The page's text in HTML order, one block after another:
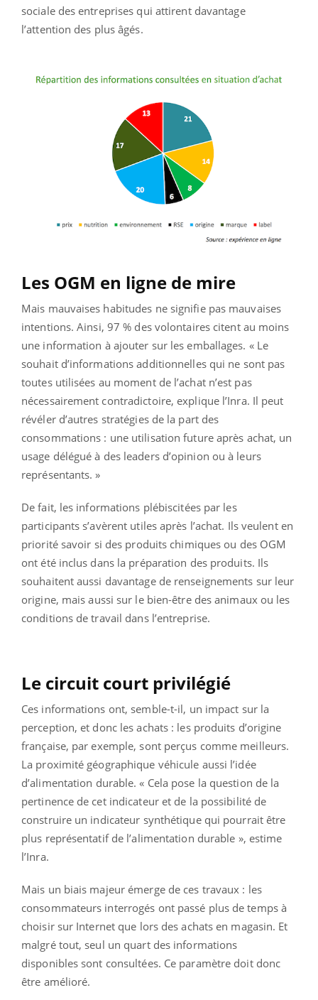
sociale des entreprises qui attirent davantage
l’attention des plus âgés.
Les OGM en ligne de mire
Mais mauvaises habitudes ne signifie pas mauvaises
intentions. Ainsi, 97 % des volontaires citent au moins
une information à ajouter sur les emballages. « Le
souhait d’informations additionnelles qui ne sont pas
toutes utilisées au moment de l’achat n’est pas
nécessairement contradictoire, explique l’Inra. Il peut
révéler d’autres stratégies de la part des
consommations : une utilisation future après achat, un
usage délégué à des leaders d’opinion ou à leurs
représentants. »
De fait, les informations plébiscitées par les
participants s’avèrent utiles après l’achat. Ils veulent en
priorité savoir si des produits chimiques ou des OGM
ont été inclus dans la préparation des produits. Ils
souhaitent aussi davantage de renseignements sur leur
origine, mais aussi sur le bien-être des animaux ou les
conditions de travail dans l’entreprise.
Le circuit court privilégié
Ces informations ont, semble-t-il, un impact sur la
perception, et donc les achats : les produits d’origine
française, par exemple, sont perçus comme meilleurs.
La proximité géographique véhicule aussi l’idée
d’alimentation durable. « Cela pose la question de la
pertinence de cet indicateur et de la possibilité de
construire un indicateur synthétique qui pourrait être
plus représentatif de l’alimentation durable », estime
l’Inra.
Mais un biais majeur émerge de ces travaux : les
consommateurs interrogés ont passé plus de temps à
choisir sur Internet que lors des achats en magasin. Et
malgré tout, seul un quart des informations
disponibles sont consultées. Ce paramètre doit donc
être amélioré.